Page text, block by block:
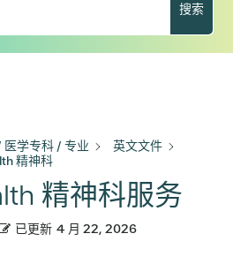
搜索
医学专科 / 专业
英文文件
精神科
精神科服务
已更新 4 月 22, 2026